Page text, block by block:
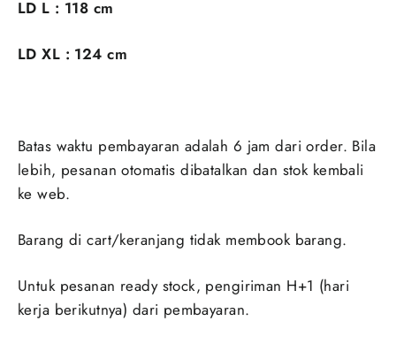
LD L : 118 cm
LD XL : 124 cm
Batas waktu pembayaran adalah 6 jam dari order. Bila
lebih, pesanan otomatis dibatalkan dan stok kembali
ke web.
Barang di cart/keranjang tidak membook barang.
Untuk pesanan ready stock, pengiriman H+1 (hari
kerja berikutnya) dari pembayaran.